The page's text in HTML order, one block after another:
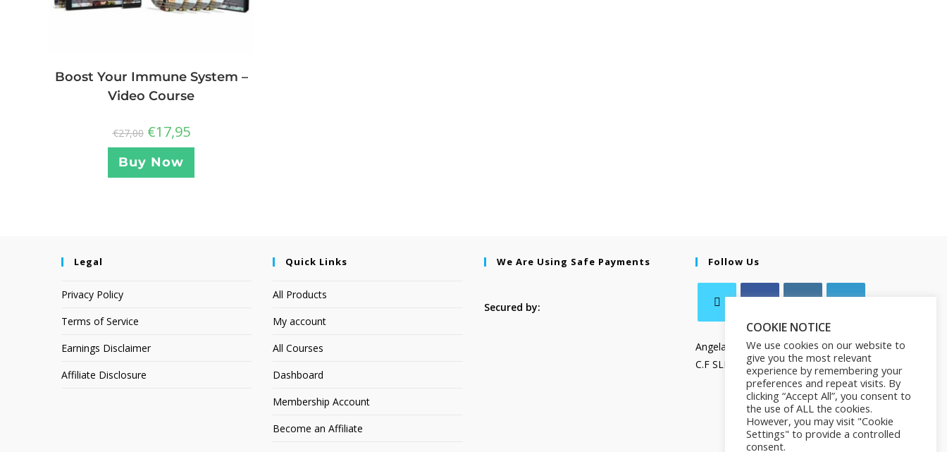
Boost Your Immune System –
Video Course
€27,00 €17,95
Buy Now
Legal
Privacy Policy
Terms of Service
Earnings Disclaimer
Affiliate Disclosure
Quick Links
All Products
My account
All Courses
Dashboard
Membership Account
Become an Affiliate
We Are Using Safe Payments
Secured by:
Follow Us
Angela Salamanca
C.F SLMNGL73T41Z133X
COOKIE NOTICE
We use cookies on our website to
give you the most relevant
experience by remembering your
preferences and repeat visits. By
clicking “Accept All”, you consent to
the use of ALL the cookies.
However, you may visit "Cookie
Settings" to provide a controlled
consent.